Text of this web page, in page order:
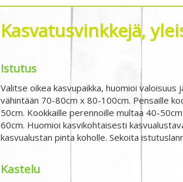
Kasvatusvinkkejä,
Istutus
Valitse oikea kasvupaikka, huomioi
vähintään 70-80cm x 80-100cm. Pensaille
50cm. Kookkaille perennoille multaa 40-
60cm. Huomioi kasvikohtaisesti
kasvualustan pinta koholle. Sekoita
Kastelu